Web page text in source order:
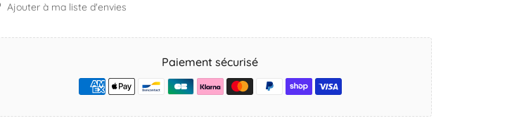
Ajouter à ma liste d'envies
Paiement sécurisé